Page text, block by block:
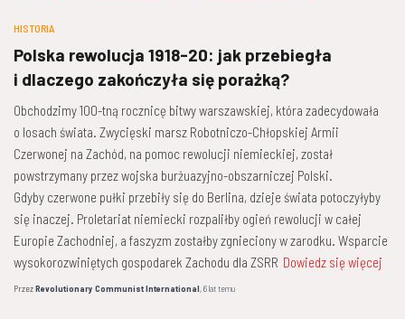
HISTORIA
Polska rewolucja 1918-20: jak przebiegła
i dlaczego zakończyła się porażką?
Obchodzimy 100-tną rocznicę bitwy warszawskiej, która zadecydowała
o losach świata. Zwycięski marsz Robotniczo-Chłopskiej Armii
Czerwonej na Zachód, na pomoc rewolucji niemieckiej, został
powstrzymany przez wojska burżuazyjno-obszarniczej Polski.
Gdyby czerwone pułki przebiły się do Berlina, dzieje świata potoczyłyby
się inaczej. Proletariat niemiecki rozpaliłby ogień rewolucji w całej
Europie Zachodniej, a faszyzm zostałby zgnieciony w zarodku. Wsparcie
wysokorozwiniętych gospodarek Zachodu dla ZSRR Dowiedz się więcej
PrzezRevolutionary Communist International,6 lattemu